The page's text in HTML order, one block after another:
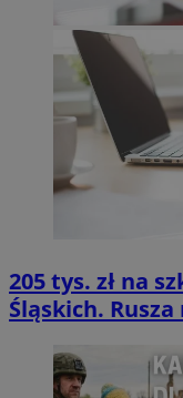
205 tys. zł na
Śląskich. Rusza